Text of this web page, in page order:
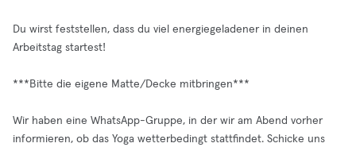
Du wirst feststellen, dass du viel energiegeladener in deinen
Arbeitstag startest!
***Bitte die eigene Matte/Decke mitbringen***
Wir haben eine WhatsApp-Gruppe, in der wir am Abend vorher
informieren, ob das Yoga wetterbedingt stattfindet. Schicke uns